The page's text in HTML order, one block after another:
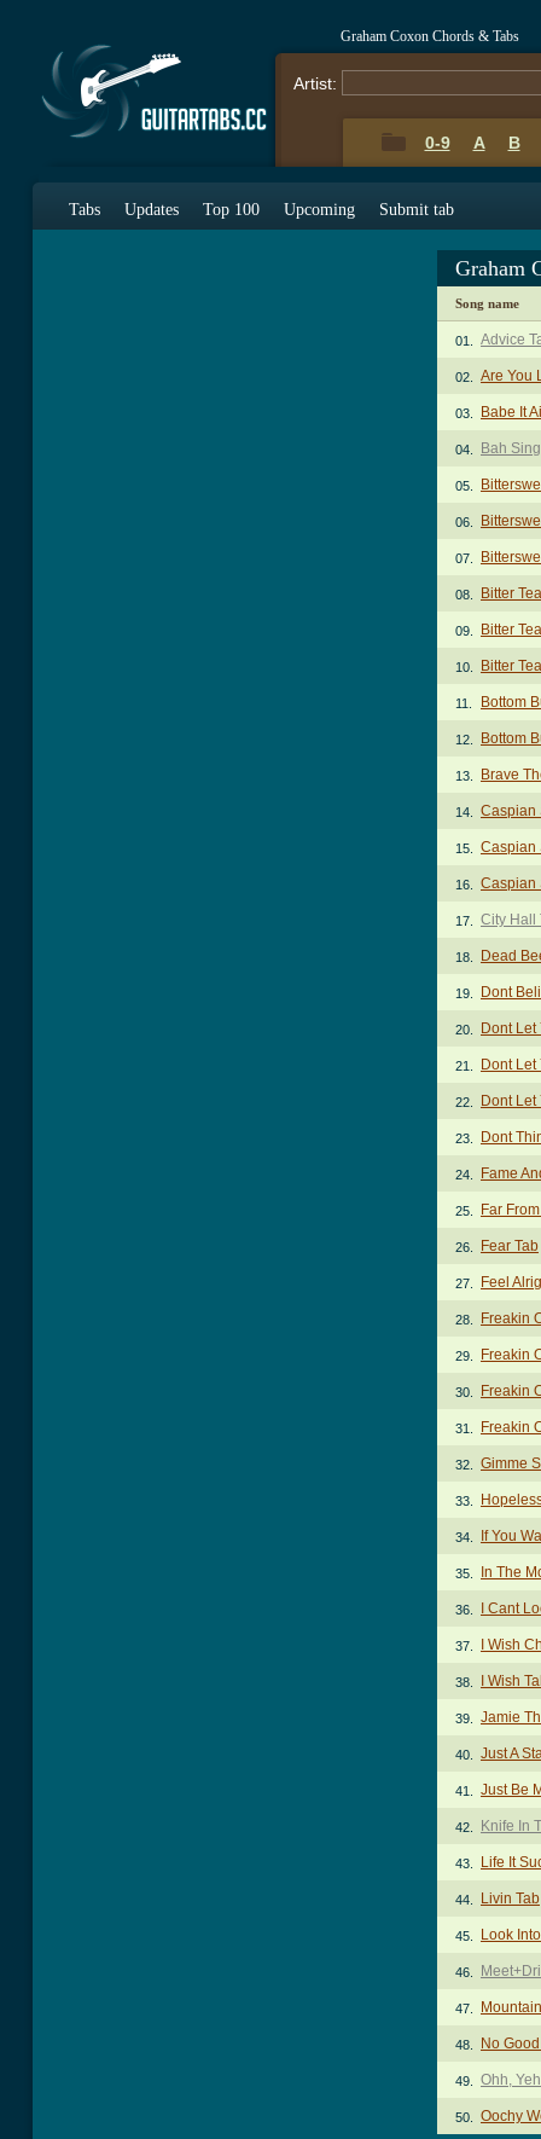
Graham Coxon Chords & Tabs
Artist:
0-9 A B
Tabs Updates Top 100 Upcoming Submit tab
Graham
Song name
01. Advice
02. Are You
03. Babe It
04. Bah
05.
06.
07.
08. Bitter
09. Bitter
10. Bitter
11. Bottom
12. Bottom
13. Brave
14. Caspian
15. Caspian
16. Caspian
17. City Hall
18. Dead
19. Dont
20. Dont Let
21. Dont Let
22. Dont Let
23. Dont
24. Fame
25. Far
26. Fear Tab
27. Feel
28. Freakin
29. Freakin
30. Freakin
31. Freakin
32. Gimme
33.
34. If You
35. In The
36. I Cant
37. I Wish
38. I Wish
39. Jamie
40. Just A
41. Just Be
42. Knife In
43. Life It
44. Livin Tab
45. Look
46.
47.
48. No
49. Ohh,
50. Oochy